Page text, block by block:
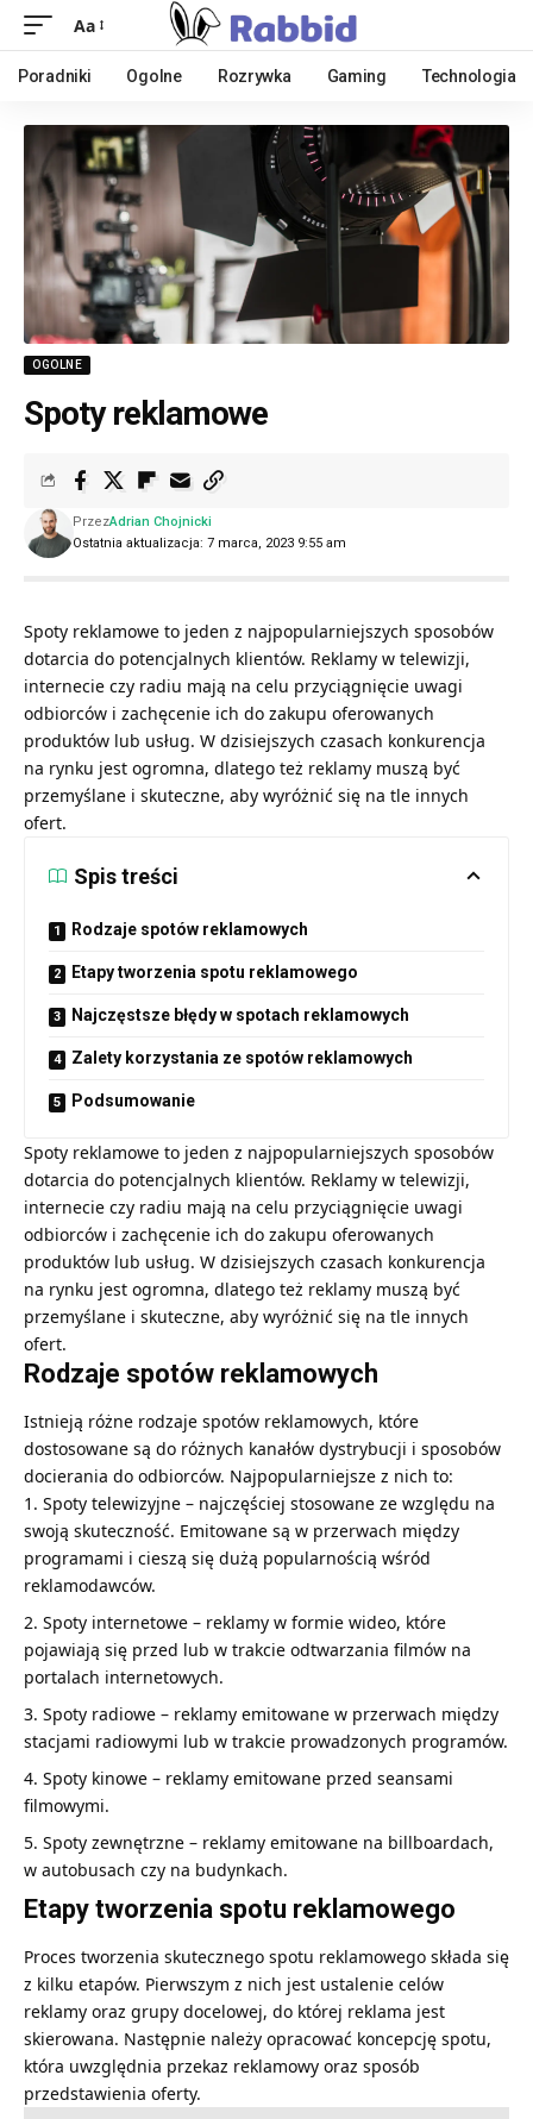
Aa
Poradniki Ogolne Rozrywka Gaming Technologia
OGOLNE
Spoty reklamowe
Ostatnia aktualizacja: 7 marca, 2023 9:55 am
PrzezAdrian Chojnicki
Spoty reklamowe to jeden z najpopularniejszych sposobów
dotarcia do potencjalnych klientów. Reklamy w telewizji,
internecie czy radiu mają na celu przyciągnięcie uwagi
odbiorców i zachęcenie ich do zakupu oferowanych
produktów lub usług. W dzisiejszych czasach konkurencja
na rynku jest ogromna, dlatego też reklamy muszą być
przemyślane i skuteczne, aby wyróżnić się na tle innych
ofert.
Spis treści
Rodzaje spotów reklamowych
Etapy tworzenia spotu reklamowego
Najczęstsze błędy w spotach reklamowych
Zalety korzystania ze spotów reklamowych
Podsumowanie
Spoty reklamowe to jeden z najpopularniejszych sposobów
dotarcia do potencjalnych klientów. Reklamy w telewizji,
internecie czy radiu mają na celu przyciągnięcie uwagi
odbiorców i zachęcenie ich do zakupu oferowanych
produktów lub usług. W dzisiejszych czasach konkurencja
na rynku jest ogromna, dlatego też reklamy muszą być
przemyślane i skuteczne, aby wyróżnić się na tle innych
ofert.
Rodzaje spotów reklamowych
Istnieją różne rodzaje spotów reklamowych, które
dostosowane są do różnych kanałów dystrybucji i sposobów
docierania do odbiorców. Najpopularniejsze z nich to:
Spoty telewizyjne – najczęściej stosowane ze względu na
swoją skuteczność. Emitowane są w przerwach między
programami i cieszą się dużą popularnością wśród
reklamodawców.
Spoty internetowe – reklamy w formie wideo, które
pojawiają się przed lub w trakcie odtwarzania filmów na
portalach internetowych.
Spoty radiowe – reklamy emitowane w przerwach między
stacjami radiowymi lub w trakcie prowadzonych programów.
Spoty kinowe – reklamy emitowane przed seansami
filmowymi.
Spoty zewnętrzne – reklamy emitowane na billboardach,
w autobusach czy na budynkach.
Etapy tworzenia spotu reklamowego
Proces tworzenia skutecznego spotu reklamowego składa się
z kilku etapów. Pierwszym z nich jest ustalenie celów
reklamy oraz grupy docelowej, do której reklama jest
skierowana. Następnie należy opracować koncepcję spotu,
która uwzględnia przekaz reklamowy oraz sposób
przedstawienia oferty.